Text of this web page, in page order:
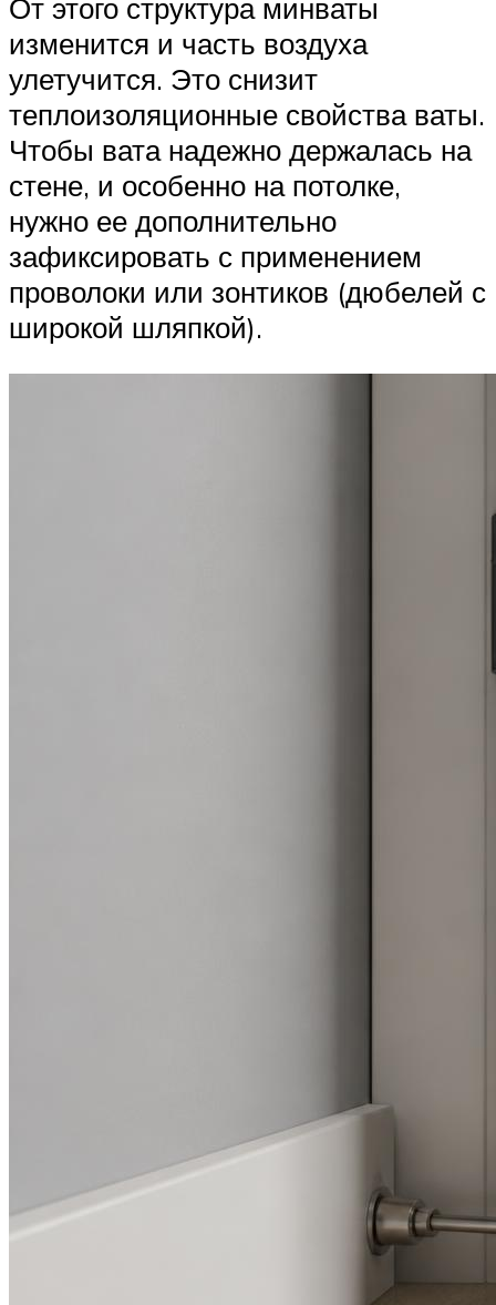
От этого структура минваты
изменится и часть воздуха
улетучится. Это снизит
теплоизоляционные свойства ваты.
Чтобы вата надежно держалась на
стене, и особенно на потолке,
нужно ее дополнительно
зафиксировать с применением
проволоки или зонтиков (дюбелей с
широкой шляпкой).